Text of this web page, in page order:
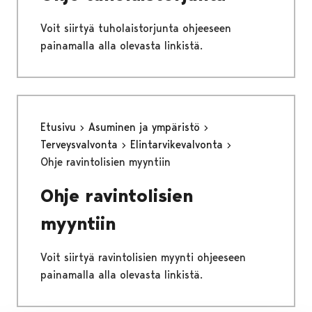
Voit siirtyä tuholaistorjunta ohjeeseen
painamalla alla olevasta linkistä.
Etusivu
Asuminen ja ympäristö
Terveysvalvonta
Elintarvikevalvonta
Ohje ravintolisien myyntiin
Ohje ravintolisien
myyntiin
Voit siirtyä ravintolisien myynti ohjeeseen
painamalla alla olevasta linkistä.